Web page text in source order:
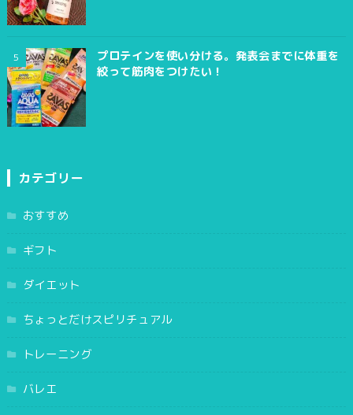
プロテインを使い分ける。発表会までに体重を
絞って筋肉をつけたい！
カテゴリー
おすすめ
ギフト
ダイエット
ちょっとだけスピリチュアル
トレーニング
バレエ